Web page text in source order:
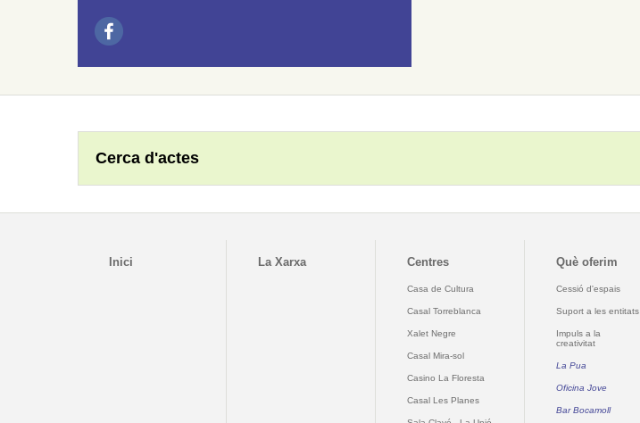
Cerca d'actes
Inici La Xarxa Centres
Casa de Cultura
Casal Torreblanca
Xalet Negre
Casal Mira-sol
Casino La Floresta
Casal Les Planes
Què oferim
Cessió d'espais
Suport a les entitats
Impuls a la
creativitat
La Pua
Oficina Jove
Bar Bocamoll